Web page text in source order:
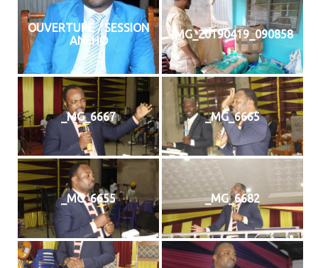
OUVERTURE / SESSION
ANEHO
IMG_20190419_090858
_MG_6667 _MG_6665
_MG_6655 _MG_6682